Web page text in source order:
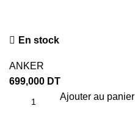
En stock
ANKER
699,000 DT
Ajouter au panier